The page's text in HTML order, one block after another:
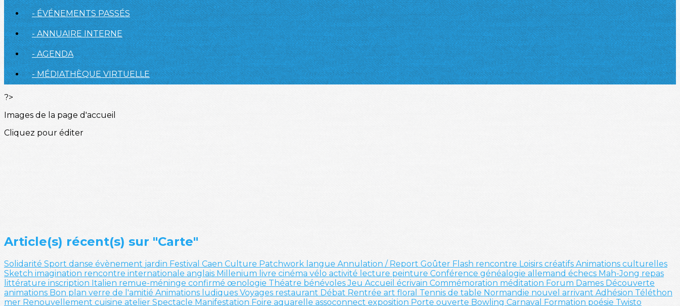
- ÉVÉNEMENTS PASSÉS
- ANNUAIRE INTERNE
- AGENDA
- MÉDIATHÈQUE VIRTUELLE
?>
Images de la page d'accueil
Cliquez pour éditer
Article(s) récent(s) sur "Carte"
Solidarité Sport danse évènement jardin Festival Caen Culture Patchwork langue Annulation / Report Goûter Flash rencontre Loisirs créatifs Animations culturelles
Sketch imagination rencontre internationale anglais Millenium livre cinéma vélo activité lecture peinture Conférence généalogie allemand échecs Mah-Jong repas
littérature inscription Italien remue-méninge confirmé œnologie Théatre bénévolesJeu Accueil écrivain Commémoration méditation Forum Dames Découverte
animations Bon plan verre de l'amitié Animations ludiques Voyages restaurant Débat Rentrée art floral Tennis de table Normandie nouvel arrivant Adhésion Téléthon
mer Renouvellement cuisine atelier Spectacle Manifestation Foire aquarelle assoconnect exposition Porte ouverte Bowling Carnaval Formation poésie Twisto